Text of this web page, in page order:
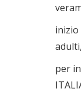
inizio
per